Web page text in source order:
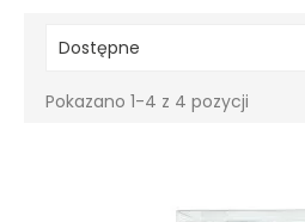
Dostępne
Pokazano 1-4 z 4 pozycji